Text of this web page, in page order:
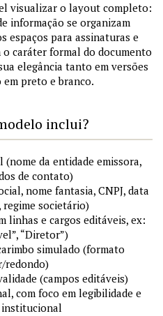
visualizar o layout completo:
informação se organizam
espaços para assinaturas e
caráter formal do documento
elegância tanto em versões
preto e branco.
inclui?
da entidade emissora,
de contato)
nome fantasia, CNPJ, data
societário)
linhas e cargos editáveis, ex:
“Diretor”)
simulado (formato
redondo)
(campos editáveis)
com foco em legibilidade e
institucional